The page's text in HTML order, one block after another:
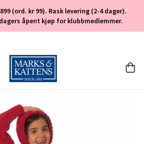
(ord. kr 99). Rask levering (2-4 dager).
åpent kjøp for klubbmedlemmer.